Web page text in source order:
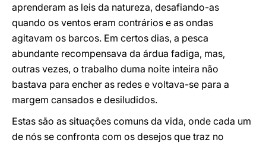
aprenderam as leis da natureza, desafiando-as
quando os ventos eram contrários e as ondas
agitavam os barcos. Em certos dias, a pesca
abundante recompensava da árdua fadiga, mas,
outras vezes, o trabalho duma noite inteira não
bastava para encher as redes e voltava-se para a
margem cansados e desiludidos.
Estas são as situações comuns da vida, onde cada um
de nós se confronta com os desejos que traz no